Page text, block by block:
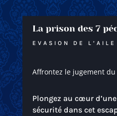
La prison des 7
EVASION DE
Affrontez le jugement du
Plongez au cœur
sécurité dans cet